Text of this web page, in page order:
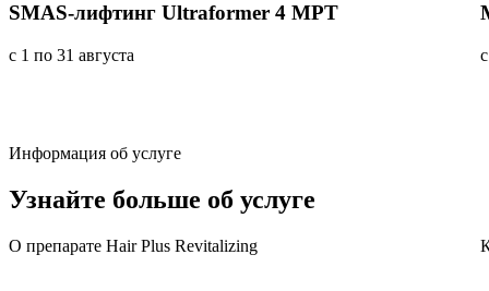
SMAS-лифтинг Ultraformer 4 MPT
с 1 по 31 августа
Информация об услуге
Узнайте больше об услуге
О препарате Hair Plus Revitalizing